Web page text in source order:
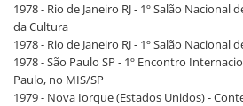
1978 - Rio de Janeiro RJ - 1º Salão Nacional
da Cultura
1978 - Rio de Janeiro RJ - 1º Salão Nacional
1978 - São Paulo SP - 1º Encontro
Paulo, no MIS/SP
1979 - Nova Iorque (Estados Unidos) -